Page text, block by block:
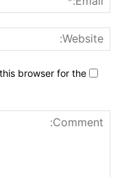
browser for the